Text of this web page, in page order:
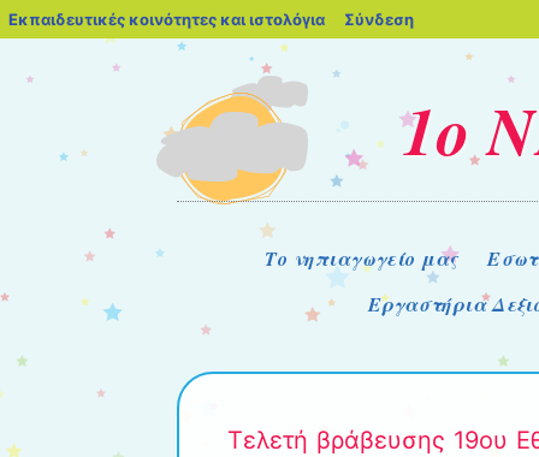
Εκπαιδευτικές κοινότητες και ιστολόγια blogs.sch.gr
Σύνδεση
1ο
Μενού
Μετάβαση στο περιεχόμενο
Το νηπιαγωγείο μας
Εργαστήρια
Τελετή βράβευσης 19ου